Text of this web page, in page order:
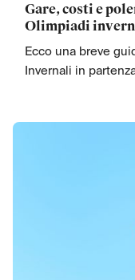
Gare, costi e
Olimpiadi
Ecco una breve
Invernali in